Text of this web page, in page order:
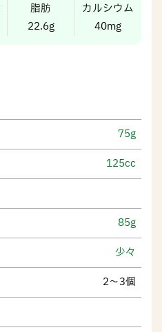
脂肪
22.6g
カルシウム
40mg
75g
125cc
85g
少々
2～3個